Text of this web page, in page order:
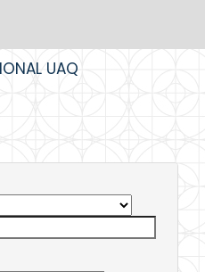
UAQ